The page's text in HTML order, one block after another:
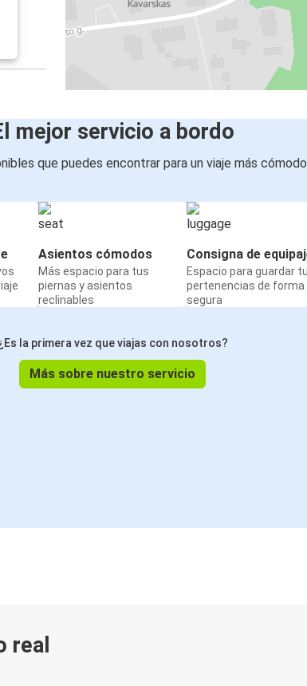
mejor servicio a bordo
que puedes encontrar para un viaje más
Asientos cómodos
Más espacio para tus
piernas y asientos
reclinables
Consigna de
Espacio para guardar
pertenencias de forma
segura
la primera vez que viajas con nosotros?
Más sobre nuestro servicio
real